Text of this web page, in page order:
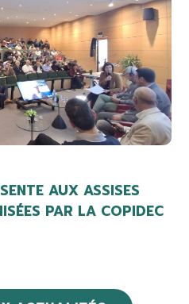
AUX ASSISES
PAR LA COPIDEC